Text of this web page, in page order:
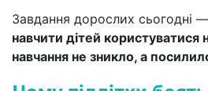
Завдання дорослих сьогодні
навчити дітей
навчання не зникло, а